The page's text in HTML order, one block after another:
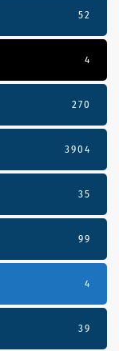
52
4
270
3904
35
99
4
39